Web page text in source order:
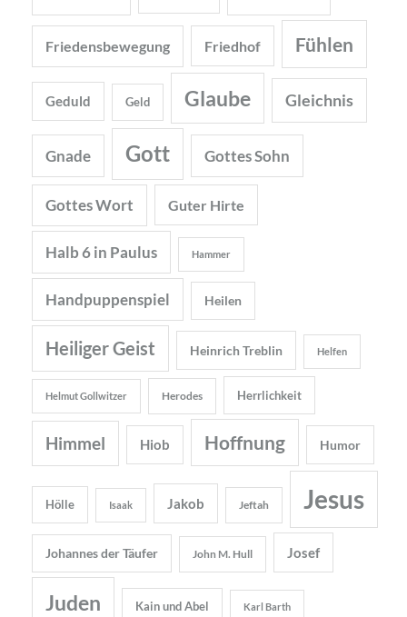
Friedensbewegung Friedhof Fühlen
Geduld Geld Glaube Gleichnis
Gnade Gott Gottes Sohn
Gottes Wort Guter Hirte
Halb 6 in Paulus Hammer
Handpuppenspiel Heilen
Heiliger Geist Heinrich Treblin Helfen
Helmut Gollwitzer Herodes Herrlichkeit
Himmel Hiob Hoffnung Humor
Hölle Isaak Jakob Jeftah Jesus
Johannes der Täufer John M. Hull Josef
Juden Kain und Abel Karl Barth